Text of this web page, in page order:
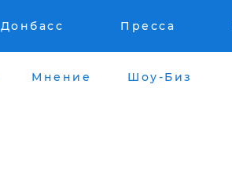
Донбасс Пресса
Мнение Шоу-Биз